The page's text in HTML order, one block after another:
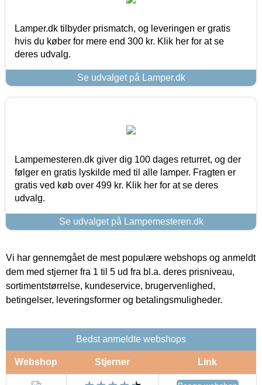
Lamper.dk tilbyder prismatch, og leveringen er gratis
hvis du køber for mere end 300 kr. Klik her for at se
deres udvalg.
Se udvalget på Lamper.dk
Lampemesteren.dk giver dig 100 dages returret, og der
følger en gratis lyskilde med til alle lamper. Fragten er
gratis ved køb over 499 kr. Klik her for at se deres
udvalg.
Se udvalget på Lampemesteren.dk
Vi har gennemgået de mest populære webshops og anmeldt
dem med stjerner fra 1 til 5 ud fra bl.a. deres prisniveau,
sortimentstørrelse, kundeservice, brugervenlighed,
betingelser, leveringsformer og betalingsmuligheder.
Bedst anmeldte webshops
Webshop Stjerner Link